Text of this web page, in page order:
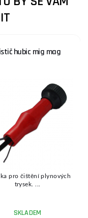
hubic mig mag
pro čištění plynových
trysek. ...
SKLADEM